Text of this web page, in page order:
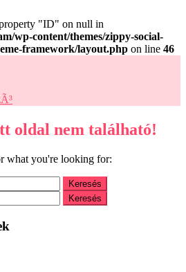
"ID" on null in
wp-content/themes/zippy-social-
framework/layout.php on line 46
oldal nem található!
what you're looking for: